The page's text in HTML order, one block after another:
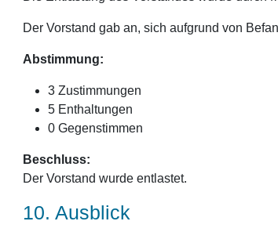
Der Vorstand gab an, sich aufgrund von
Abstimmung:
3 Zustimmungen
5 Enthaltungen
0 Gegenstimmen
Beschluss:
Der Vorstand wurde entlastet.
10. Ausblick